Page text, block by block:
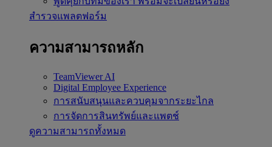
สำรวจแพลตฟอร์ม
ความสามารถหลัก
TeamViewer AI
Digital Employee Experience
การสนับสนุนและควบคุมจากระยะไกล
การจัดการสินทรัพย์และแพตช์
ดูความสามารถทั้งหมด